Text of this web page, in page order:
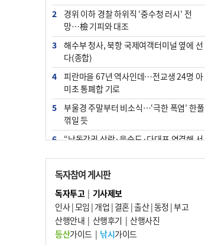
2
경위 이하 경찰 하위직 ‘중수청 러시’ 전
망…檢 기피와 대조
3
해수부 청사, 북항 국제여객터미널 옆에 선
다(종합)
4
피란마을 67년 역사인데…전교생 24명 아
미초 통폐합 기로
5
부울경 주말부터 비소식…‘극한 폭염’ 한풀
꺾일 듯
6
“낙동강권 삼락·을숙도·다대포 연결해 서
7
오늘의 날씨- 2026년 8월 7일
8
[사설] 해수부 신청사 북항으로 확정, 해양
수도 도약의 전환점
9
외국인 선원 ‘인신매매 경유지’ 된 부산…
우려가 현실로
독자참여 게시판
독자투고| 기사제보
인사|모임 | 개업 | 결혼|출산|동정 |부고
산행안내 | 산행후기 | 산행사진
등산가이드| 낚시가이드